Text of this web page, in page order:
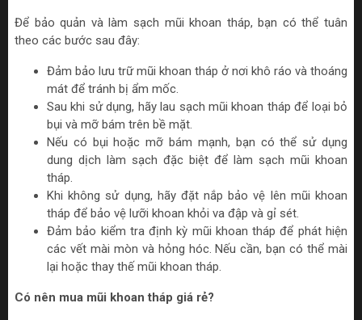
Để bảo quản và làm sạch mũi khoan tháp, bạn có thể tuân
theo các bước sau đây:
Đảm bảo lưu trữ mũi khoan tháp ở nơi khô ráo và thoáng
mát để tránh bị ẩm mốc.
Sau khi sử dụng, hãy lau sạch mũi khoan tháp để loại bỏ
bụi và mỡ bám trên bề mặt.
Nếu có bụi hoặc mỡ bám mạnh, bạn có thể sử dụng
dung dịch làm sạch đặc biệt để làm sạch mũi khoan
tháp.
Khi không sử dụng, hãy đặt nắp bảo vệ lên mũi khoan
tháp để bảo vệ lưỡi khoan khỏi va đập và gỉ sét.
Đảm bảo kiểm tra định kỳ mũi khoan tháp để phát hiện
các vết mài mòn và hỏng hóc. Nếu cần, bạn có thể mài
lại hoặc thay thế mũi khoan tháp.
Có nên mua mũi khoan tháp giá rẻ?